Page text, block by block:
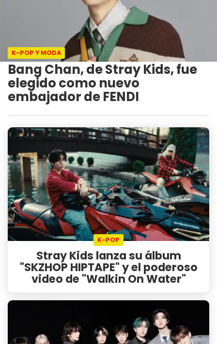
K-POP Y MODA
Bang Chan, de Stray Kids, fue
elegido como nuevo
embajador de FENDI
K-POP
Stray Kids lanza su álbum
"SKZHOP HIPTAPE" y el poderoso
video de "Walkin On Water"